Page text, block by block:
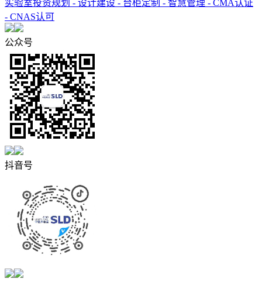
实验室投资规划 - 设计建设 - 台柜定制 - 智慧管理 - CMA认证
- CNAS认可
公众号
抖音号